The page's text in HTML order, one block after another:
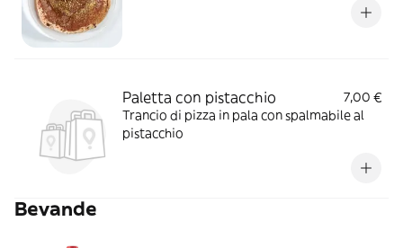
Paletta con pistacchio
7,00 €
Trancio di pizza in pala con spalmabile al
pistacchio
Bevande